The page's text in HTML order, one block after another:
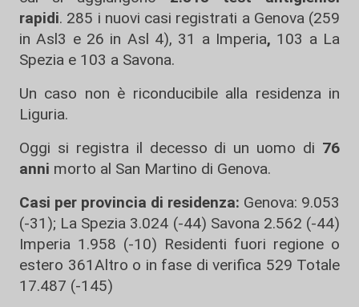
rapidi. 285 i nuovi casi registrati a Genova (259
in Asl3 e 26 in Asl 4), 31 a Imperia, 103 a La
Spezia e 103 a Savona.
Un caso non è riconducibile alla residenza in
Liguria.
Oggi si registra il decesso di un uomo di 76
anni morto al San Martino di Genova.
Casi per provincia di residenza: Genova: 9.053
(-31); La Spezia 3.024 (-44) Savona 2.562 (-44)
Imperia 1.958 (-10) Residenti fuori regione o
estero 361Altro o in fase di verifica 529 Totale
17.487 (-145)